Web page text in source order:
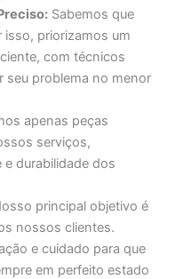
Sabemos que
isso, priorizamos um
com técnicos
seu problema no menor
apenas peças
serviços,
durabilidade dos
principal objetivo é
nossos clientes.
e cuidado para que
em perfeito estado